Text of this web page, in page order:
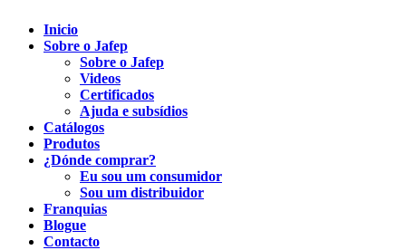
Inicio
Sobre o Jafep
Sobre o Jafep
Videos
Certificados
Ajuda e subsídios
Catálogos
Produtos
¿Dónde comprar?
Eu sou um consumidor
Sou um distribuidor
Franquias
Blogue
Contacto